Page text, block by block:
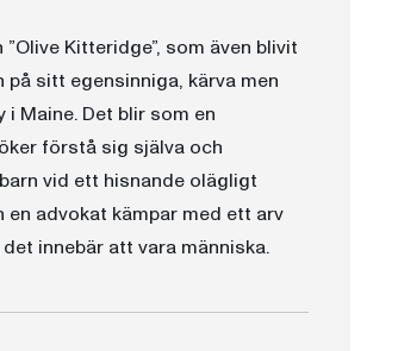
Kitteridge”, som även blivit
på sitt egensinniga, kärva men
Maine. Det blir som en
förstå sig själva och
vid ett hisnande olägligt
advokat kämpar med ett arv
innebär att vara människa.